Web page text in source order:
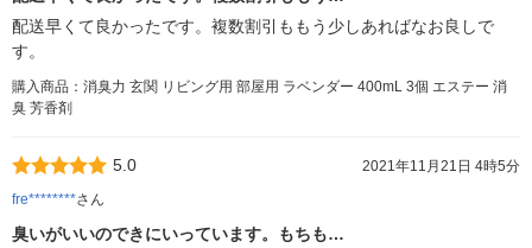
配送早くて良かったです。複数割引ももう少しあればなお良しで
す。
購入商品：消臭力 玄関 リビング用 部屋用 ラベンダー 400mL 3個 エステー 消
臭 芳香剤
5.0
2021年11月21日 4時5分
fre********さん
臭いがいいのできにいっています。もちも…